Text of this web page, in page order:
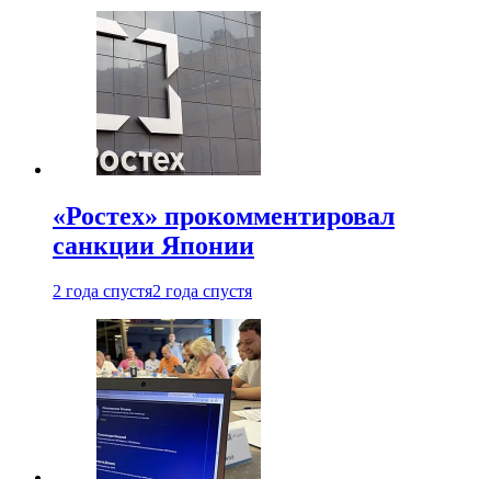
«Ростех» прокомментировал
санкции Японии
2 года спустя2 года спустя